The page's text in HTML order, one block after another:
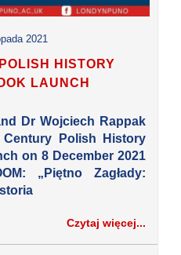
2021
HISTORY
LAUNCH
Dr Wojciech Rappak
Century Polish History
on 8 December 2021
„Piętno Zagłady:
Czytaj więcej...